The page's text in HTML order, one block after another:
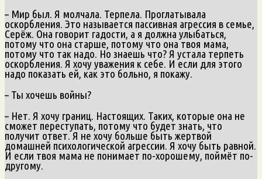
– Мир был. Я молчала. Терпела. Проглатывала
оскорбления. Это называется пассивная агрессия в семье,
Серёж. Она говорит гадости, а я должна улыбаться,
потому что она старше, потому что она твоя мама,
потому что так надо. Но знаешь что? Я устала терпеть
оскорбления. Я хочу уважения к себе. И если для этого
надо показать ей, как это больно, я покажу.
– Ты хочешь войны?
– Нет. Я хочу границ. Настоящих. Таких, которые она не
сможет переступать, потому что будет знать, что
получит ответ. Я не хочу больше быть жертвой
домашней психологической агрессии. Я хочу быть равной.
И если твоя мама не понимает по-хорошему, поймёт по-
другому.